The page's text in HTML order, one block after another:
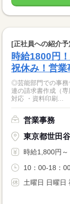
[正社員への紹介
時給1800円
祝休み！営業
◎芸能部門での事務サ
連の請求書作成（専用ソ
対応 ・資料印刷...
営業事務
東京都世田
時給1,800円～
10：00-18：
土曜日 日曜日